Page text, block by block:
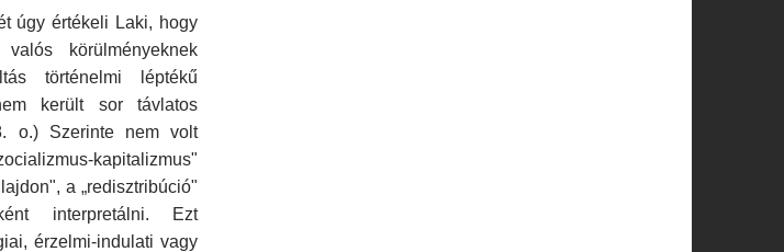
úgy értékeli Laki, hogy
körülményeknek
történelmi léptékű
került sor távlatos
o.) Szerinte nem volt
kapitalizmus"
a „redisztribúció"
interpretálni. Ezt
érzelmi-indulati vagy